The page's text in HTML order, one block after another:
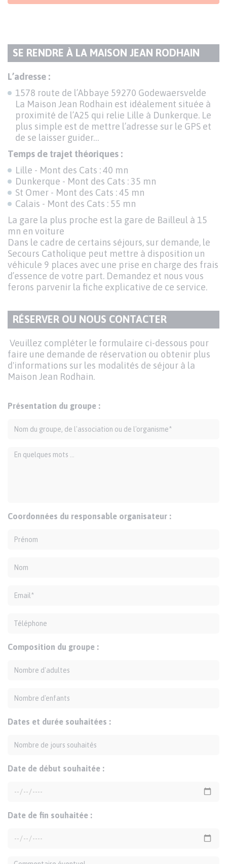
TITRE
DU
SE RENDRE À LA MAISON JEAN RODHAIN
Texte
L’adresse :
1578 route de l’Abbaye 59270 Godewaersvelde
La Maison Jean Rodhain est idéalement située à
proximité de l’A25 qui relie Lille à Dunkerque. Le
plus simple est de mettre l’adresse sur le GPS et
de se laisser guider…
Temps de trajet théoriques :
Lille - Mont des Cats : 40 mn
Dunkerque - Mont des Cats : 35 mn
St Omer - Mont des Cats : 45 mn
Calais - Mont des Cats : 55 mn
La gare la plus proche est la gare de Bailleul à 15
mn en voiture
Dans le cadre de certains séjours, sur demande, le
Secours Catholique peut mettre à disposition un
véhicule 9 places avec une prise en charge des frais
d’essence de votre part. Demandez et nous vous
ferons parvenir la fiche explicative de ce service.
TITRE
DU
PARAGRAPHE
RÉSERVER OU NOUS CONTACTER
Texte
Veuillez compléter le formulaire ci-dessous pour
faire une demande de réservation ou obtenir plus
d'informations sur les modalités de séjour à la
Maison Jean Rodhain.
Présentation du groupe :
Nom du groupe, de l'association ou de l'organisme
En quelques mots ...
Coordonnées du responsable organisateur :
Prénom
Nom
Email
Téléphone
Composition du groupe :
Nombre d'adultes
Nombre d'enfants
Dates et durée souhaitées :
Nombre de jours souhaités
Date de début souhaitée :
Date de fin souhaitée :
Commentaire éventuel